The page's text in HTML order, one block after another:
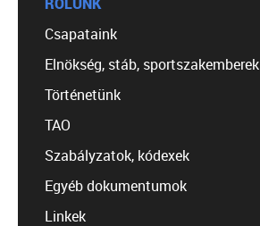
Csapataink
Elnökség, stáb, sportszakemberek
Történetünk
TAO
Szabályzatok, kódexek
Egyéb dokumentumok
Linkek